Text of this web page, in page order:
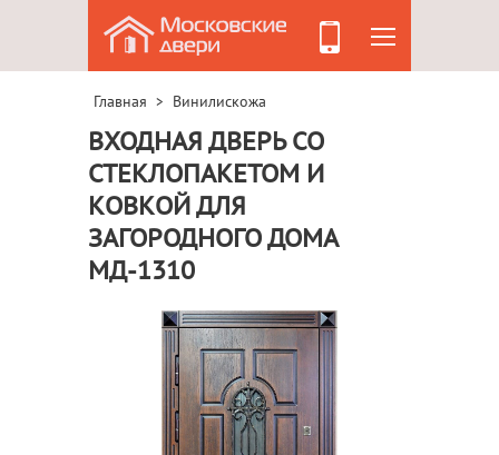
Главная > Винилискожа
ВХОДНАЯ ДВЕРЬ СО
СТЕКЛОПАКЕТОМ И
КОВКОЙ ДЛЯ
ЗАГОРОДНОГО ДОМА
МД-1310